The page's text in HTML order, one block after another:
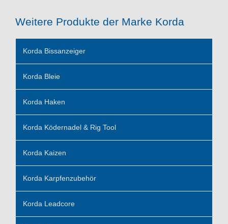
Weitere Produkte der Marke Korda
Korda Bissanzeiger
Korda Bleie
Korda Haken
Korda Ködernadel & Rig Tool
Korda Kaizen
Korda Karpfenzubehör
Korda Leadcore